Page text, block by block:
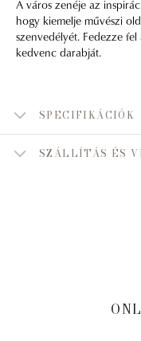
A város zenéje az
hogy kiemelje művészi
szenvedélyét. Fedezze fel
kedvenc darabját.
SPECIFIKÁCIÓK
SZÁLLÍTÁS ÉS